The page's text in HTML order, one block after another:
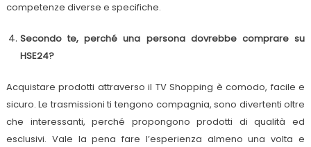
competenze diverse e specifiche.
Secondo te, perché una persona dovrebbe comprare su
HSE24?
Acquistare prodotti attraverso il TV Shopping è comodo, facile e
sicuro. Le trasmissioni ti tengono compagnia, sono divertenti oltre
che interessanti, perché propongono prodotti di qualità ed
esclusivi. Vale la pena fare l’esperienza almeno una volta e